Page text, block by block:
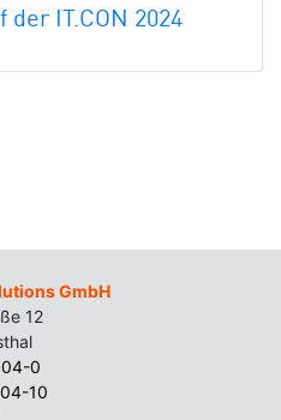
IT.CON 2024
GmbH
12
0
10